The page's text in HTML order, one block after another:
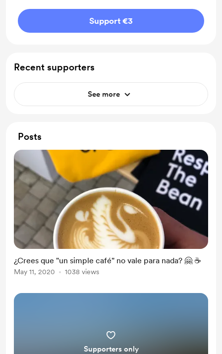
Support €3
Recent supporters
See more
Posts
¿Crees que "un simple café" no vale para nada? 🤗 ☕️
May 11, 2020 1038 views
Supporters only